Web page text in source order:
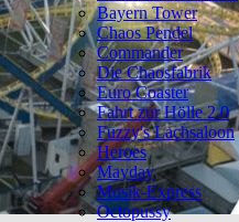
Bayern Tower
Chaos Pendel
Commander
Die Chaosfabrik
Euro Coaster
Fahrt zur Hölle 2.0
Fuzzy's Lachsaloon
Heroes
Mayday
Musik-Express
Octopussy